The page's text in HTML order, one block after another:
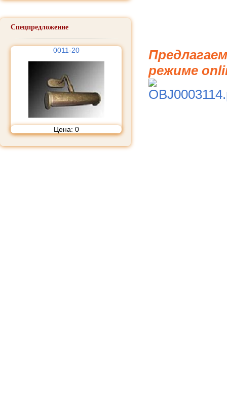
Спецпредложение
0011-20
Цена: 0
режиме